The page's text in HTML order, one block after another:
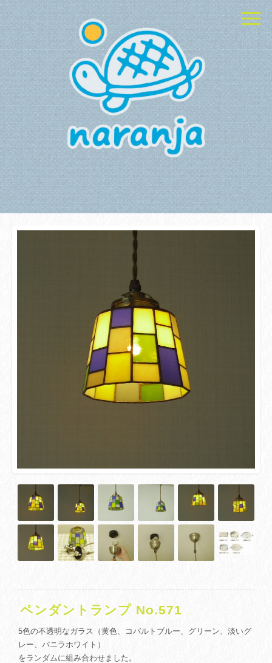
ペンダントランプ No.571
5色の不透明なガラス（黄色、コバルトブルー、グリーン、淡いグ
レー、バニラホワイト）
をランダムに組み合わせました。